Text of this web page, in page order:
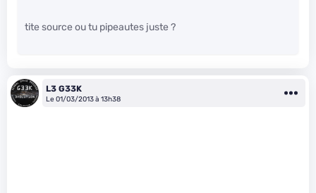
tite source ou tu pipeautes juste ?
L3 G33K
Le 01/03/2013 à 13h38